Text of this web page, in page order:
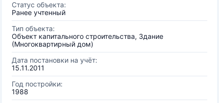
Статус объекта:
Ранее учтенный
Тип объекта:
Объект капитального строительства, Здание
(Многоквартирный дом)
Дата постановки на учёт:
15.11.2011
Год постройки:
1988